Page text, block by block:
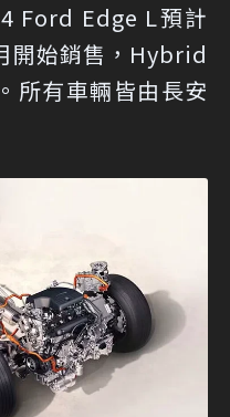
Ford Edge L預計
開始銷售，Hybrid
所有車輛皆由長安